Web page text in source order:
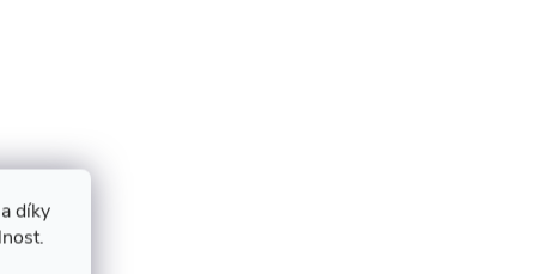
díky